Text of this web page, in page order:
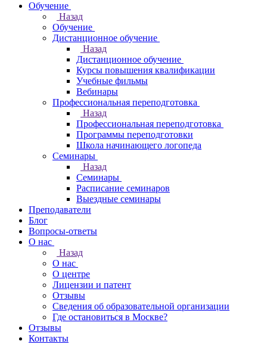
Обучение
Назад
Обучение
Дистанционное обучение
Назад
Дистанционное обучение
Курсы повышения квалификации
Учебные фильмы
Вебинары
Профессиональная переподготовка
Назад
Профессиональная переподготовка
Программы переподготовки
Школа начинающего логопеда
Семинары
Назад
Семинары
Расписание семинаров
Выездные семинары
Преподаватели
Блог
Вопросы-ответы
О нас
Назад
О нас
О центре
Лицензии и патент
Отзывы
Сведения об образовательной организации
Где остановиться в Москве?
Отзывы
Контакты